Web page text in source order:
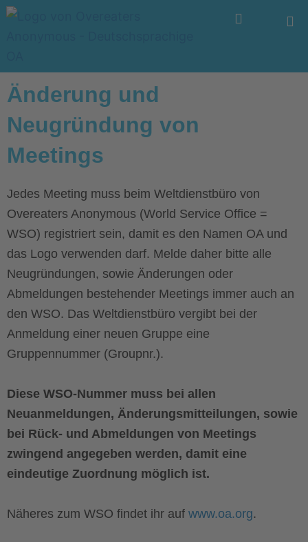
Zum
Menü
Änderung und
Neugründung von
Meetings
Jedes Meeting muss beim Weltdienstbüro von
Overeaters Anonymous (World Service Office =
WSO) registriert sein, damit es den Namen OA und
das Logo verwenden darf. Melde daher bitte alle
Neugründungen, sowie Änderungen oder
Abmeldungen bestehender Meetings immer auch an
den WSO. Das Weltdienstbüro vergibt bei der
Anmeldung einer neuen Gruppe eine
Gruppennummer (Groupnr.).
Diese WSO-Nummer muss bei allen
Neuanmeldungen, Änderungsmitteilungen, sowie
bei Rück- und Abmeldungen von Meetings
zwingend angegeben werden, damit eine
eindeutige Zuordnung möglich ist.
Näheres zum WSO findet ihr auf www.oa.org.